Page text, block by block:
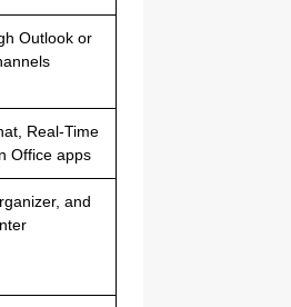
Outlook or
Real-Time
Office apps
and